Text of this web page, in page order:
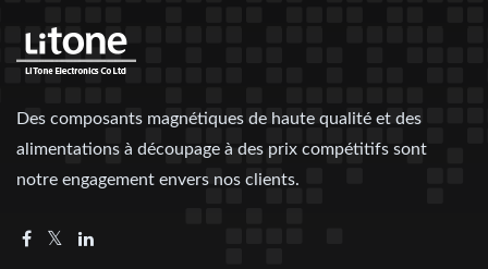
Des composants magnétiques de haute qualité et des
alimentations à découpage à des prix compétitifs sont
notre engagement envers nos clients.